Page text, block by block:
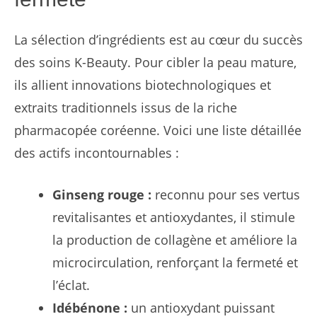
La sélection d’ingrédients est au cœur du succès
des soins K-Beauty. Pour cibler la peau mature,
ils allient innovations biotechnologiques et
extraits traditionnels issus de la riche
pharmacopée coréenne. Voici une liste détaillée
des actifs incontournables :
Ginseng rouge : reconnu pour ses vertus
revitalisantes et antioxydantes, il stimule
la production de collagène et améliore la
microcirculation, renforçant la fermeté et
l’éclat.
Idébénone : un antioxydant puissant